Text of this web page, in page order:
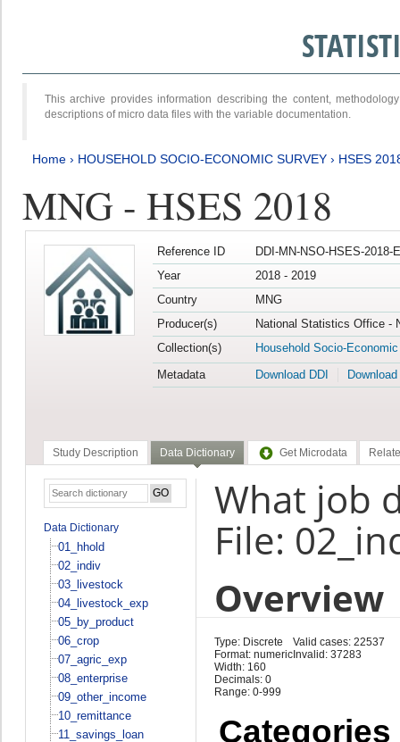
This archive provides information describing the content,
descriptions of micro data files with the variable documentation.
Home › HOUSEHOLD SOCIO-ECONOMIC SURVEY › HSES
MNG - HSES 2018
Reference ID
DDI-MN-NSO-HSES-2018-
Year
2018 - 2019
Country
MNG
Producer(s)
National Statistics Office -
Collection(s)
Household Socio-
Metadata
Download DDI
Study Description Data Dictionary Get Microdata
Data Dictionary
01_hhold
02_indiv
03_livestock
04_livestock_exp
05_by_product
06_crop
07_agric_exp
08_enterprise
09_other_income
10_remittance
11_savings_loan
What job
File:
Overview
Type: Discrete
Format: numeric
Width: 160
Decimals: 0
Range: 0-999
Valid cases: 22537
Invalid: 37283
Categories